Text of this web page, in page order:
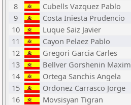
8
Cubells Vazquez Pablo
9
Costa Iniesta Prudencio
10
Luque Saiz Javier
11
Cayon Pelaez Pablo
12
Gregori Garcia Carles
13
Bellver Gorshenin Maxim
14
Ortega Sanchis Angela
15
Ordonez Carrasco Jorge
16
Movsisyan Tigran